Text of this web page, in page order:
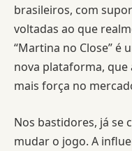
brasileiros, com
voltadas ao que
“Martina no Close” é
nova plataforma, que
mais força no
Nos bastidores, já se
mudar o jogo. A